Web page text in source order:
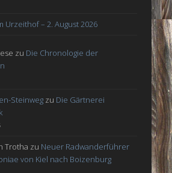
Urzeithof – 2. August 2026
zu Die Chronologie der
Steinweg zu Die Gärtnerei
Trotha zu Neuer Radwanderführer
von Kiel nach Boizenburg